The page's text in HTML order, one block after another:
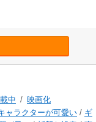
中 / 映画化
ャラクターが可愛い / ギ